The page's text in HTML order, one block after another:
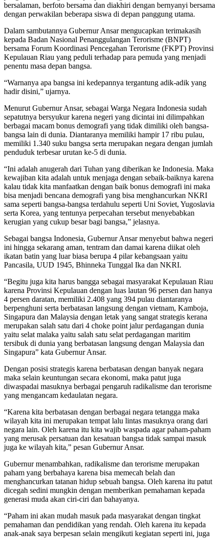
bersalaman, berfoto bersama dan diakhiri dengan bernyanyi bersama
dengan perwakilan beberapa siswa di depan panggung utama.
Dalam sambutannya Gubernur Ansar mengucapkan terimakasih
kepada Badan Nasional Penanggulangan Terorisme (BNPT)
bersama Forum Koordinasi Pencegahan Terorisme (FKPT) Provinsi
Kepulauan Riau yang peduli terhadap para pemuda yang menjadi
penentu masa depan bangsa.
“Warnanya apa bangsa ini kedepannya tergantung adik-adik yang
hadir disini,” ujarnya.
Menurut Gubernur Ansar, sebagai Warga Negara Indonesia sudah
sepatutnya bersyukur karena negeri yang dicintai ini dilimpahkan
berbagai macam bonus demografi yang tidak dimiliki oleh bangsa-
bangsa lain di dunia. Diantaranya memiliki hampir 17 ribu pulau,
memiliki 1.340 suku bangsa serta merupakan negara dengan jumlah
penduduk terbesar urutan ke-5 di dunia.
“Ini adalah anugerah dari Tuhan yang diberikan ke Indonesia. Maka
kewajiban kita adalah untuk menjaga dengan sebaik-baiknya karena
kalau tidak kita manfaatkan dengan baik bonus demografi ini maka
bisa menjadi bencana demografi yang bisa menghancurkan NKRI
sama seperti bangsa-bangsa terdahulu seperti Uni Soviet, Yugoslavia
serta Korea, yang tentunya perpecahan tersebut menyebabkan
kerugian yang cukup besar bagi bangsa,” jelasnya.
Sebagai bangsa Indonesia, Gubernur Ansar menyebut bahwa negeri
ini hingga sekarang aman, tentram dan damai karena diikat oleh
ikatan batin yang luar biasa berupa 4 pilar kebangsaan yaitu
Pancasila, UUD 1945, Bhinneka Tunggal Ika dan NKRI.
“Begitu juga kita harus bangga sebagai masyarakat Kepulauan Riau
karena Provinsi Kepulauan dengan luas lautan 96 persen dan hanya
4 persen daratan, memiliki 2.408 yang 394 pulau diantaranya
berpenghuni serta berbatasan langsung dengan vietnam, Kamboja,
Singapura dan Malaysia dengan letak yang sangat strategis kerana
merupakan salah satu dari 4 choke point jalur perdagangan dunia
yaitu selat malaka yaitu salah satu selat perdagangan maritim
tersibuk di dunia yang berbatasan langsung dengan Malaysia dan
Singapura” kata Gubernur Ansar.
Dengan posisi strategis karena berbatasan dengan banyak negara
maka selain keuntungan secara ekonomi, maka patut juga
diwaspadai masuknya berbagai pengaruh radikalisme dan terorisme
yang mengancam kedaulatan negara.
“Karena kita berbatasan dengan berbagai negara tetangga maka
wilayah kita ini merupakan tempat lalu lintas masuknya orang dari
negara lain. Oleh karena itu kita wajib waspada agar paham-paham
yang merusak persatuan dan kesatuan bangsa tidak sampai masuk
juga ke wilayah kita,” pesan Gubernur Ansar.
Gubernur menambahkan, radikalisme dan terorisme merupakan
paham yang berbahaya karena bisa memecah belah dan
menghancurkan tatanan hidup sebuah bangsa. Oleh karena itu patut
dicegah sedini mungkin dengan memberikan pemahaman kepada
generasi muda akan ciri-ciri dan bahayanya.
“Paham ini akan mudah masuk pada masyarakat dengan tingkat
pemahaman dan pendidikan yang rendah. Oleh karena itu kepada
anak-anak saya berpesan selain mengikuti kegiatan seperti ini, juga